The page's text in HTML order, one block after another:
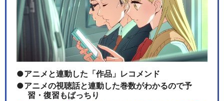
劇団「ハイキュー!!」旗揚げ
公演
アニメと連動した「作品」レコメンド
アニメの視聴話と連動した巻数がわかるので予
習・復習もばっちり